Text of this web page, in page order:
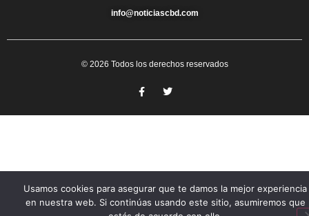
info@noticiascbd.com
© 2026 Todos los derechos reservados
Usamos cookies para asegurar que te damos la mejor experiencia
en nuestra web. Si continúas usando este sitio, asumiremos que